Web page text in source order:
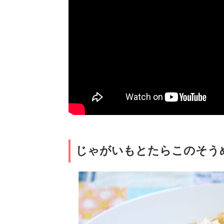
じゃがいもとたらこのそう